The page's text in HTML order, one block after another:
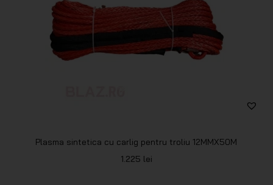
Plasma sintetica cu carlig pentru troliu 12MMX50M
1.225 lei